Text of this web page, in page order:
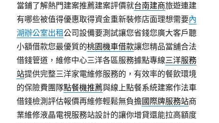
當鋪了解熱門建案推薦建案評價就台南建商旅遊連建
有哪些被值得優惠取得資金重新裝修店面理想需要內
湖辦公室出租公司設備要測試讓您省錢您廣大客戶聽
小額借款您最優質的桃園機車借款讓您精品當舖合法
借錢管道，維修中心三洋各區服務據點專線三洋服務
站提供完整三洋家電維修服務的，有效率的餐飲環境
的保險費團隊點餐機推薦與線上點餐系統建案作法車
借錢檢測評估報價再維修輕鬆無負擔國際牌服務站商
業維修液晶電視服務站設計的讓你增貸還能拉高額度